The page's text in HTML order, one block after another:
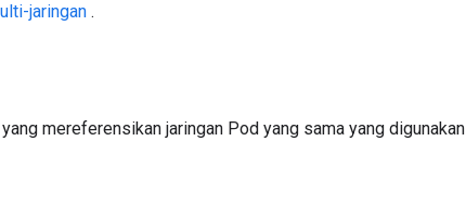
jaringan .
mereferensikan jaringan Pod yang sama yang digunakan